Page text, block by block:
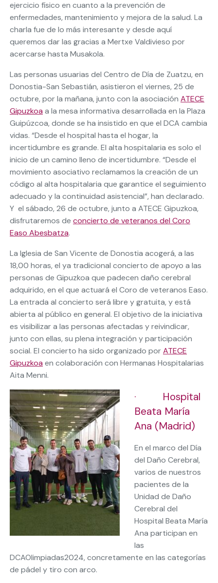
ejercicio físico en cuanto a la prevención de
enfermedades, mantenimiento y mejora de la salud. La
charla fue de lo más interesante y desde aquí
queremos dar las gracias a Mertxe Valdivieso por
acercarse hasta Musakola.
Las personas usuarias del Centro de Día de Zuatzu, en
Donostia-San Sebastián, asistieron el viernes, 25 de
octubre, por la mañana, junto con la asociación ATECE
Gipuzkoa a la mesa informativa desarrollada en la Plaza
Guipúzcoa, donde se ha insistido en que el DCA cambia
vidas. “Desde el hospital hasta el hogar, la
incertidumbre es grande. El alta hospitalaria es solo el
inicio de un camino lleno de incertidumbre. “Desde el
movimiento asociativo reclamamos la creación de un
código al alta hospitalaria que garantice el seguimiento
adecuado y la continuidad asistencial”, han declarado.
Y el sábado, 26 de octubre, junto a ATECE Gipuzkoa,
disfrutaremos de concierto de veteranos del Coro
Easo Abesbatza.
La Iglesia de San Vicente de Donostia acogerá, a las
18,00 horas, el ya tradicional concierto de apoyo a las
personas de Gipuzkoa que padecen daño cerebral
adquirido, en el que actuará el Coro de veteranos Easo.
La entrada al concierto será libre y gratuita, y está
abierta al público en general. El objetivo de la iniciativa
es visibilizar a las personas afectadas y reivindicar,
junto con ellas, su plena integración y participación
social. El concierto ha sido organizado porATECE
Gipuzkoa en colaboración con Hermanas Hospitalarias
Aita Menni.
· Hospital
Beata María
Ana (Madrid)
En el marco del Día
del Daño Cerebral,
varios de nuestros
pacientes de la
Unidad de Daño
Cerebral del
Hospital Beata María
Ana participan en
las
DCAOlimpiadas2024, concretamente en las categorías
de pádel y tiro con arco.